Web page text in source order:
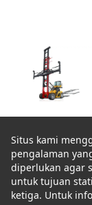
Bandingkan
Situs kami
pengalaman
diperlukan agar
untuk tujuan
ketiga. Untuk